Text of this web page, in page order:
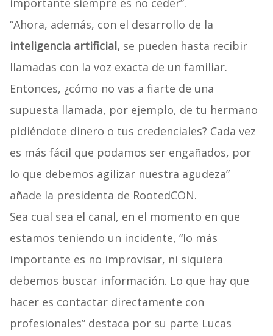
importante siempre es no ceder”.
“Ahora, además, con el desarrollo de la
inteligencia artificial, se pueden hasta recibir
llamadas con la voz exacta de un familiar.
Entonces, ¿cómo no vas a fiarte de una
supuesta llamada, por ejemplo, de tu hermano
pidiéndote dinero o tus credenciales? Cada vez
es más fácil que podamos ser engañados, por
lo que debemos agilizar nuestra agudeza”
añade la presidenta de RootedCON.
Sea cual sea el canal, en el momento en que
estamos teniendo un incidente, “lo más
importante es no improvisar, ni siquiera
debemos buscar información. Lo que hay que
hacer es contactar directamente con
profesionales” destaca por su parte Lucas